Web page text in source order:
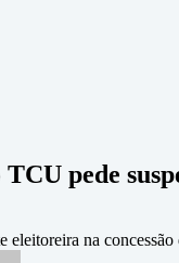
pede
na concessão